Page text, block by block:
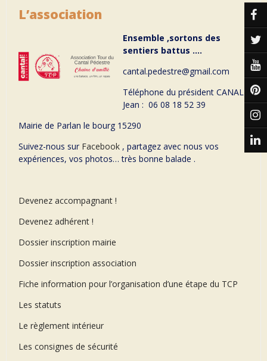
L’association
Ensemble ,sortons des
sentiers battus ….
cantal.pedestre@gmail.com
Téléphone du président CANAL
Jean : 06 08 18 52 39
Mairie de Parlan le bourg 15290
Suivez-nous sur Facebook , partagez avec nous vos
expériences, vos photos… très bonne balade .
Devenez accompagnant !
Devenez adhérent !
Dossier inscription mairie
Dossier inscription association
Fiche information pour l’organisation d’une étape du TCP
Les statuts
Le règlement intérieur
Les consignes de sécurité